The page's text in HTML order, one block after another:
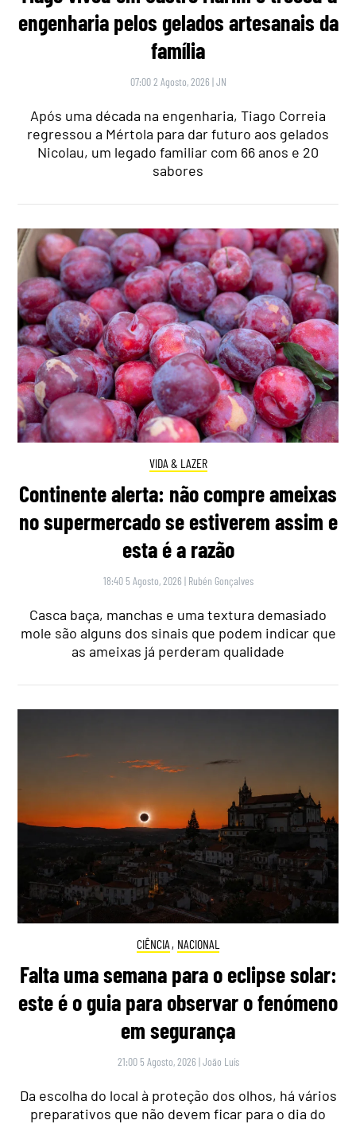
engenharia pelos gelados artesanais da
família
07:00 2 Agosto, 2026 |JN
Após uma década na engenharia, Tiago Correia
regressou a Mértola para dar futuro aos gelados
Nicolau, um legado familiar com 66 anos e 20
sabores
VIDA & LAZER
Continente alerta: não compre ameixas
no supermercado se estiverem assim e
esta é a razão
18:40 5 Agosto, 2026 | Rubén Gonçalves
Casca baça, manchas e uma textura demasiado
mole são alguns dos sinais que podem indicar que
as ameixas já perderam qualidade
CIÊNCIA , NACIONAL
Falta uma semana para o eclipse solar:
este é o guia para observar o fenómeno
em segurança
21:00 5 Agosto, 2026 |João Luís
Da escolha do local à proteção dos olhos, há vários
preparativos que não devem ficar para o dia do